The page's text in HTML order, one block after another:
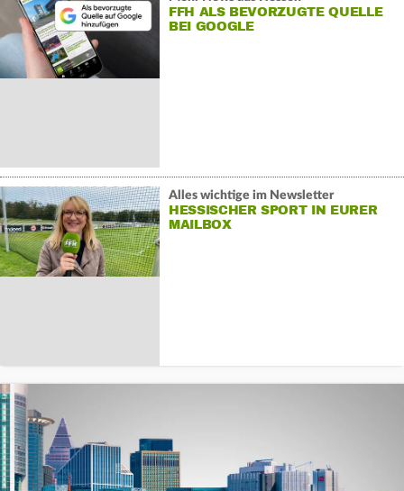
FFH ALS BEVORZUGTE QUELLE
BEI GOOGLE
Alles wichtige im Newsletter
HESSISCHER SPORT IN EURER
MAILBOX